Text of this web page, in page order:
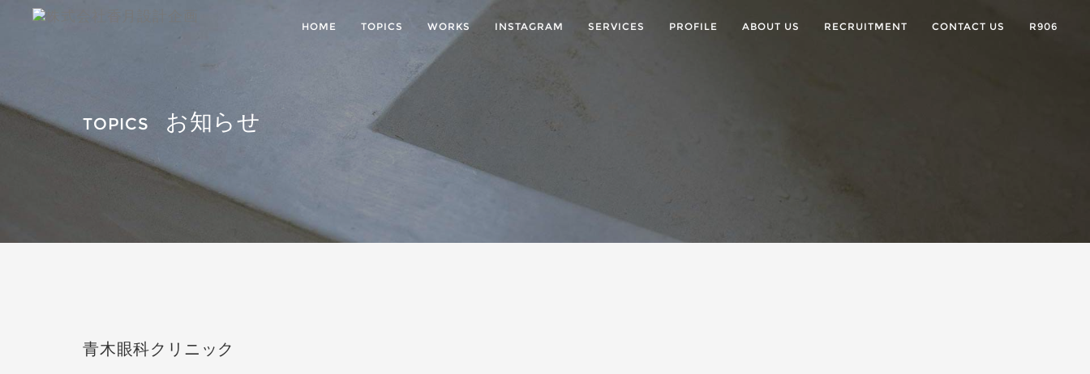
HOME TOPICS WORKS INSTAGRAM SERVICES PROFILE ABOUT US RECRUITMENT CONTACT US R906
TOPICS お知らせ
青木眼科クリニック